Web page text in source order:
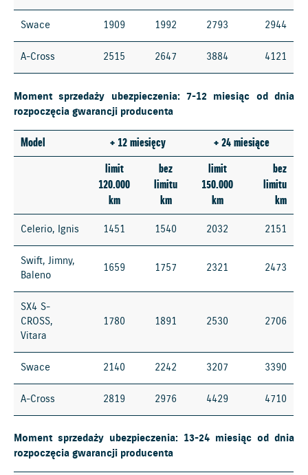
Swace 1909 1992 2793 2944
A-Cross 2515 2647 3884 4121
Moment sprzedaży ubezpieczenia: 7-12 miesiąc od dnia
rozpoczęcia gwarancji producenta
Model + 12 miesięcy
+ 24 miesiące
limit
120.000
km
bez
limitu
km
limit
150.000
km
bez
limitu
km
Celerio, Ignis 1451 1540 2032 2151
Swift, Jimny,
Baleno
1659 1757 2321 2473
SX4 S-
CROSS,
Vitara
1780 1891 2530 2706
Swace 2140 2242 3207 3390
A-Cross 2819 2976 4429 4710
Moment sprzedaży ubezpieczenia: 13-24 miesiąc od dnia
rozpoczęcia gwarancji producenta